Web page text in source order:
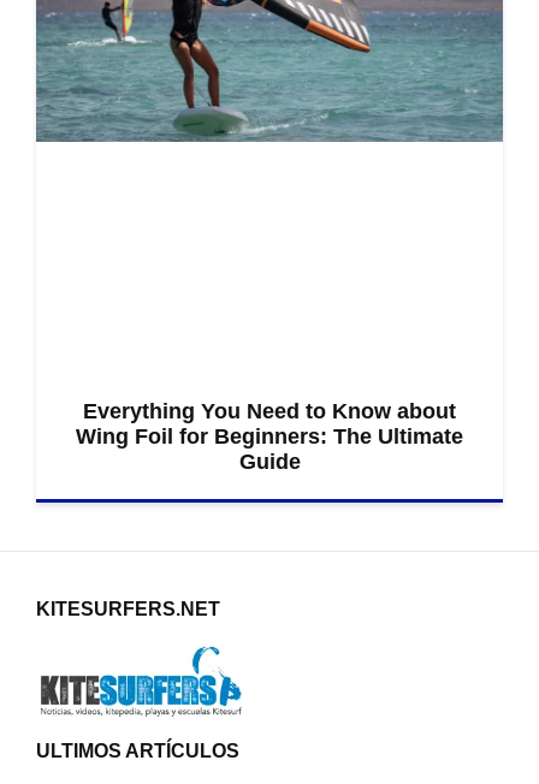
Everything You Need to Know about
Wing Foil for Beginners: The Ultimate
Guide
KITESURFERS.NET
ULTIMOS ARTÍCULOS